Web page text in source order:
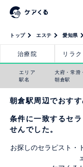
トップ エステ 愛知県
治療院 リラ
エリア
駅名
大府・常滑
朝倉駅
朝倉駅周辺でおす
条件に一致するセ
せんでした。
お探しのセラピスト・